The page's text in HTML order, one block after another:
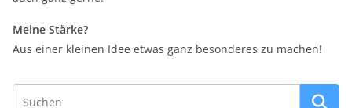
Meine Stärke?
Aus einer kleinen Idee etwas ganz besonderes zu machen!